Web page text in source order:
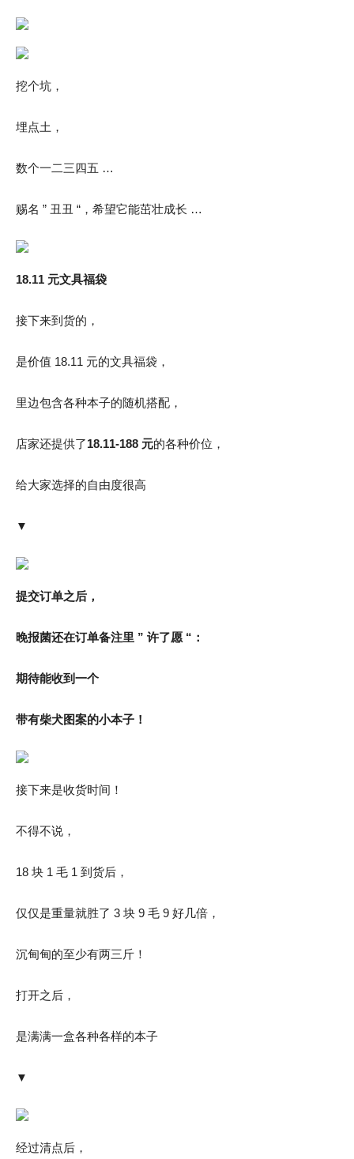
挖个坑，
埋点土，
数个一二三四五 …
赐名 ” 丑丑 “，希望它能茁壮成长 …
18.11 元文具福袋
接下来到货的，
是价值 18.11 元的文具福袋，
里边包含各种本子的随机搭配，
店家还提供了18.11-188 元的各种价位，
给大家选择的自由度很高
▼
提交订单之后，
晚报菌还在订单备注里 ” 许了愿 “：
期待能收到一个
带有柴犬图案的小本子！
接下来是收货时间！
不得不说，
18 块 1 毛 1 到货后，
仅仅是重量就胜了 3 块 9 毛 9 好几倍，
沉甸甸的至少有两三斤！
打开之后，
是满满一盒各种各样的本子
▼
经过清点后，